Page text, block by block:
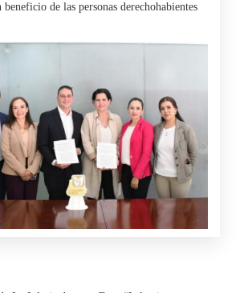
de las personas derechohabientes